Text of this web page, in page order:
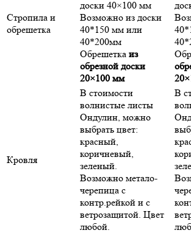
Стропила и
обрешетка
доски 40×100 мм
Возможно из доски
40*150 мм или
40*200мм
Обрешетка из
обрезной доски
20×100 мм
Кровля
В стоимости
волнистые листы
Ондулин, можно
выбрать цвет:
красный,
коричневый,
зеленый.
Возможно метало-
черепица с
контр.рейкой и с
ветрозащитой. Цвет
любой.
В